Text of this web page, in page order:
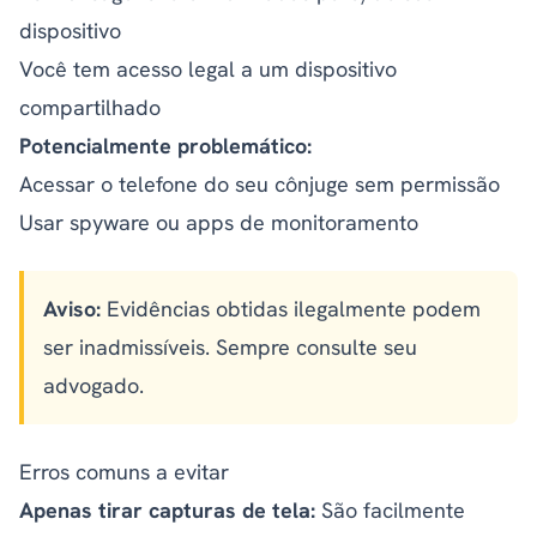
dispositivo
Você tem acesso legal a um dispositivo
compartilhado
Potencialmente problemático:
Acessar o telefone do seu cônjuge sem permissão
Usar spyware ou apps de monitoramento
Aviso: Evidências obtidas ilegalmente podem
ser inadmissíveis. Sempre consulte seu
advogado.
Erros comuns a evitar
Apenas tirar capturas de tela: São facilmente